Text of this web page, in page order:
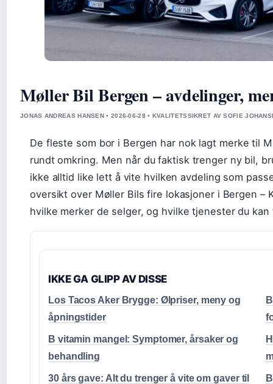
Møller Bil Bergen – avdelinger,
JONAS ANDREAS HANSEN • 2026-06-28 • KVALITETSSIKRET AV SOFIE
De fleste som bor i Bergen har nok lagt merke til
rundt omkring. Men når du faktisk trenger ny bil,
ikke alltid like lett å vite hvilken avdeling som
oversikt over Møller Bils fire lokasjoner i Bergen –
hvilke merker de selger, og hvilke tjenester du
IKKE GA GLIPP AV DISSE
Los Tacos Aker Brygge: Ølpriser, meny og
åpningstider
B vitamin mangel: Symptomer, årsaker og
behandling
30 års gave: Alt du trenger å vite om gaver til